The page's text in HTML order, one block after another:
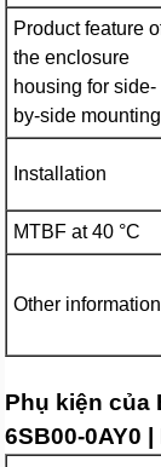
Product feature
the enclosure
housing for side-
by-side mounting
Installation
MTBF at 40 °C
Other information
Phụ kiện của
6SB00-0AY0 |